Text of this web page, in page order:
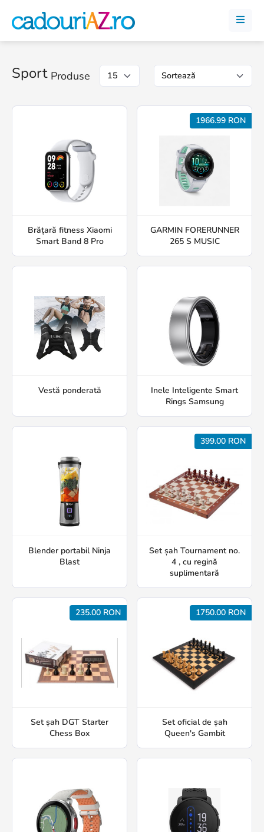
Sport Produse
Brățară fitness Xiaomi
Smart Band 8 Pro
1966.99 RON
GARMIN FORERUNNER
265 S MUSIC
Vestă ponderată
Inele Inteligente Smart
Rings Samsung
Blender portabil Ninja
Blast
399.00 RON
Set șah Tournament no.
4 , cu regină
suplimentară
235.00 RON
Set șah DGT Starter
Chess Box
1750.00 RON
Set oficial de șah
Queen's Gambit